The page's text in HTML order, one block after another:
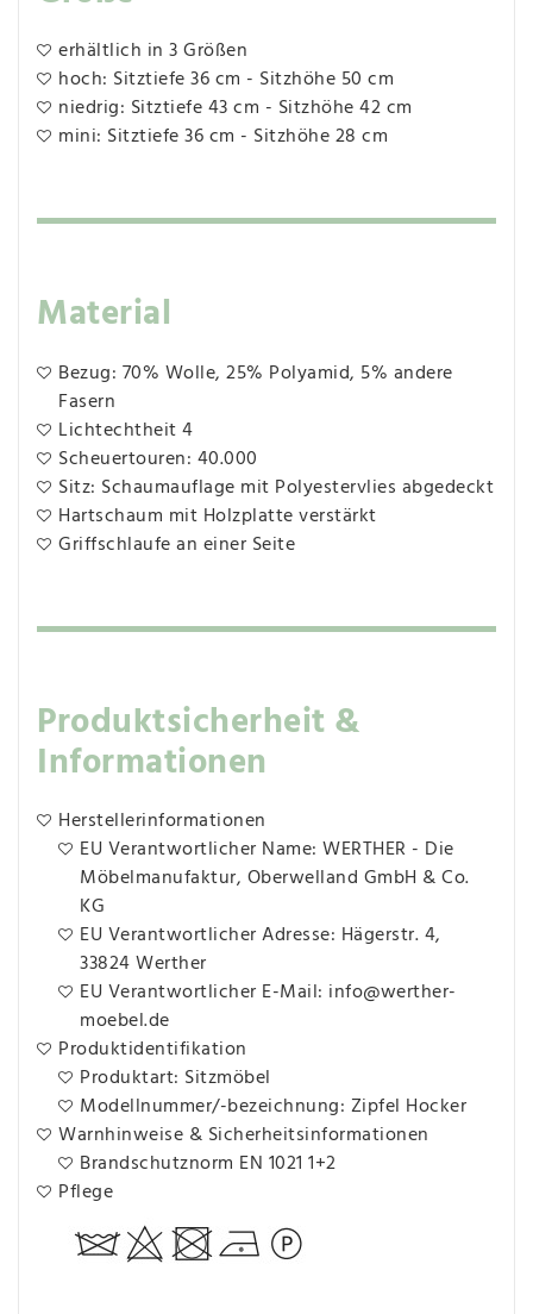
erhältlich in 3 Größen
hoch: Sitztiefe 36 cm - Sitzhöhe 50 cm
niedrig: Sitztiefe 43 cm - Sitzhöhe 42 cm
mini: Sitztiefe 36 cm - Sitzhöhe 28 cm
Material
Bezug: 70% Wolle, 25% Polyamid, 5% andere
Fasern
Lichtechtheit 4
Scheuertouren: 40.000
Sitz: Schaumauflage mit Polyestervlies abgedeckt
Hartschaum mit Holzplatte verstärkt
Griffschlaufe an einer Seite
Produktsicherheit &
Informationen
Herstellerinformationen
EU Verantwortlicher Name: WERTHER - Die
Möbelmanufaktur, Oberwelland GmbH & Co.
KG
EU Verantwortlicher Adresse: Hägerstr. 4,
33824 Werther
EU Verantwortlicher E-Mail: info@werther-
moebel.de
Produktidentifikation
Produktart: Sitzmöbel
Modellnummer/-bezeichnung: Zipfel Hocker
Warnhinweise & Sicherheitsinformationen
Brandschutznorm EN 1021 1+2
Pflege